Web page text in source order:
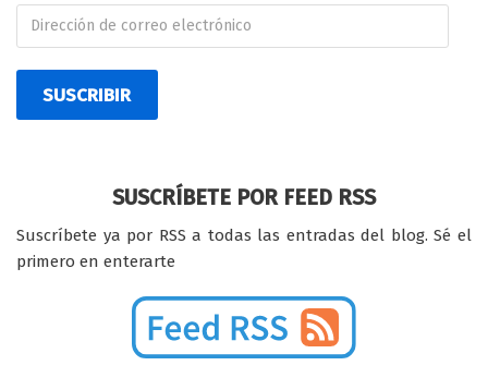
SUSCRIBIR
SUSCRÍBETE POR FEED RSS
Suscríbete ya por RSS a todas las entradas del blog. Sé el
primero en enterarte